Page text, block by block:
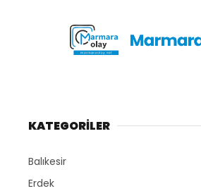
KATEGORİLER
Balıkesir
Erdek